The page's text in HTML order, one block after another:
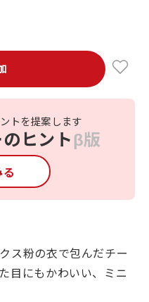
トを提案します
ヒントβ版
ス粉の衣で包んだチー
目にもかわいい、ミニ